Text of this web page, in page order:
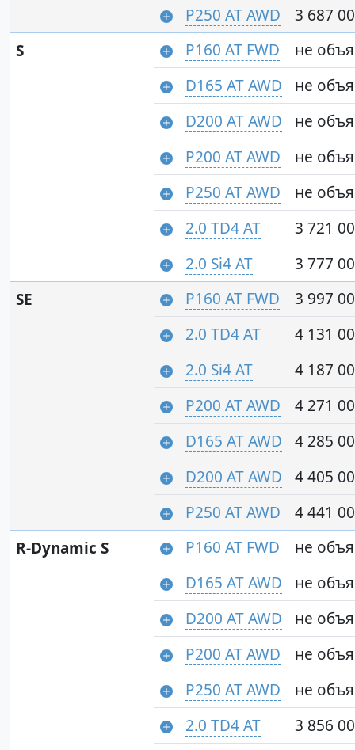
P250 AT AWD
3 687
S
P160 AT FWD
не
D165 AT AWD
не
D200 AT AWD
не
P200 AT AWD
не
P250 AT AWD
не
2.0 TD4 AT
3 721
2.0 Si4 AT
3 777
SE
P160 AT FWD
3 997
2.0 TD4 AT
4 131
2.0 Si4 AT
4 187
P200 AT AWD
4 271
D165 AT AWD
4 285
D200 AT AWD
4 405
P250 AT AWD
4 441
R-Dynamic S
P160 AT FWD
не
D165 AT AWD
не
D200 AT AWD
не
P200 AT AWD
не
P250 AT AWD
не
2.0 TD4 AT
3 856